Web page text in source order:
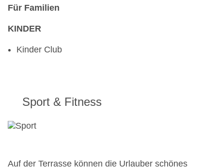
Für Familien
KINDER
Kinder Club
Sport & Fitness
Auf der Terrasse können die Urlauber schönes